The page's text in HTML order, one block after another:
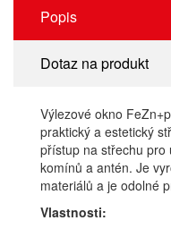
Popis
Dotaz na produkt
Výlezové okno
praktický a estetický
přístup na střechu pro
komínů a antén. Je
materiálů a je odolné
Vlastnosti: